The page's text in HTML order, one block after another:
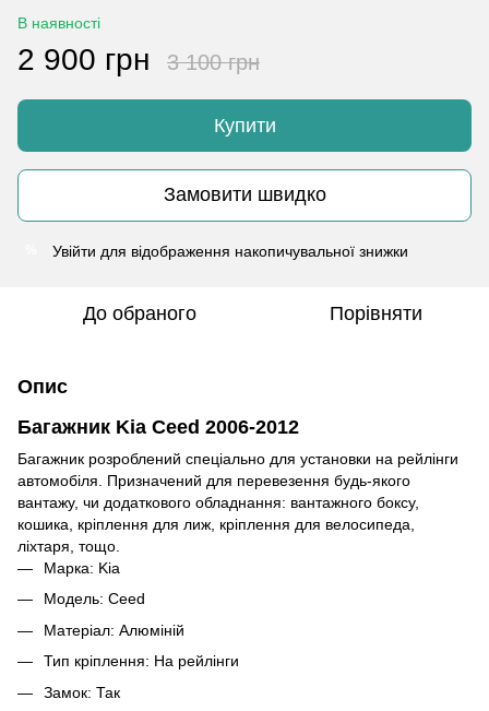
В наявності
2 900 грн 3 100 грн
Купити
Замовити швидко
Увійти для відображення накопичувальної знижки
До обраного Порівняти
Опис
Багажник Kia Ceed 2006-2012
Багажник розроблений спеціально для установки на рейлінги
автомобіля. Призначений для перевезення будь-якого
вантажу, чи додаткового обладнання: вантажного боксу,
кошика, кріплення для лиж, кріплення для велосипеда,
ліхтаря, тощо.
Марка: Kia
Модель: Ceed
Матеріал: Алюміній
Тип кріплення: На рейлінги
Замок: Так